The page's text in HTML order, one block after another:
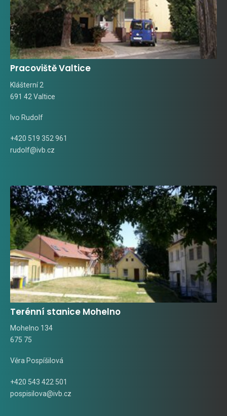
Pracoviště Valtice
Klášterní 2
691 42 Valtice
Ivo Rudolf
+420 519 352 961
rudolf@ivb.cz
Terénní stanice Mohelno
Mohelno 134
675 75
Věra Pospíšilová
+420 543 422 501
pospisilova@ivb.cz